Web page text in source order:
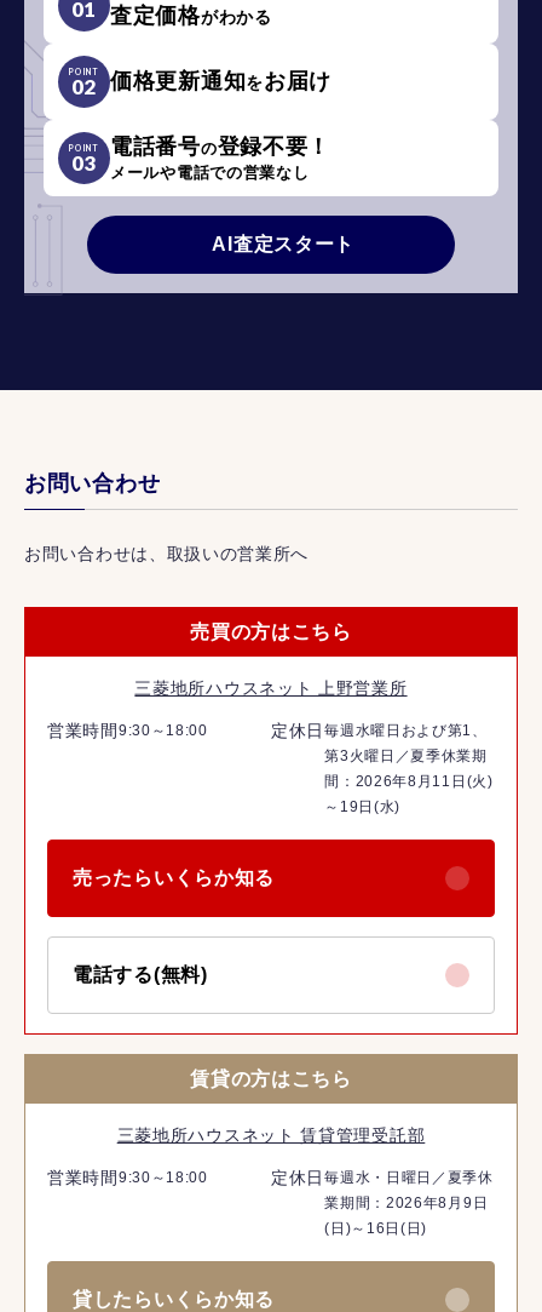
01 査定価格がわかる
POINT
02 価格更新通知をお届け
POINT
03
電話番号の登録不要！
メールや電話での営業なし
AI査定スタート
お問い合わせ
お問い合わせは、取扱いの営業所へ
売買の方はこちら
三菱地所ハウスネット 上野営業所
営業時間 9:30～18:00 定休日毎週水曜日および第1、
第3火曜日／夏季休業期
間：2026年8月11日(火)
～19日(水)
売ったらいくらか知る
電話する(無料)
賃貸の方はこちら
三菱地所ハウスネット 賃貸管理受託部
営業時間 9:30～18:00 定休日毎週水・日曜日／夏季休
業期間：2026年8月9日
(日)～16日(日)
貸したらいくらか知る